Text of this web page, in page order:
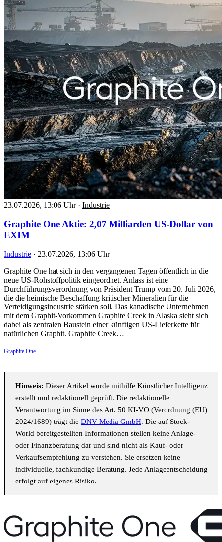
23.07.2026, 13:06 Uhr · Industrie
Graphite One Aktie: 2,07 Milliarden US-Dollar von
EXIM
Industrie · 23.07.2026, 13:06 Uhr
Graphite One hat sich in den vergangenen Tagen öffentlich in die
neue US-Rohstoffpolitik eingeordnet. Anlass ist eine
Durchführungsverordnung von Präsident Trump vom 20. Juli 2026,
die die heimische Beschaffung kritischer Mineralien für die
Verteidigungsindustrie stärken soll. Das kanadische Unternehmen
mit dem Graphit-Vorkommen Graphite Creek in Alaska sieht sich
dabei als zentralen Baustein einer künftigen US-Lieferkette für
natürlichen Graphit. Graphite Creek…
Graphite One
Hinweis: Dieser Artikel wurde mithilfe Künstlicher Intelligenz
erstellt und redaktionell geprüft. Die redaktionelle
Verantwortung im Sinne des Art. 50 KI-VO (Verordnung (EU)
2024/1689) trägt die DNV Media GmbH. Die auf Stock-
World bereitgestellten Informationen stellen keine Anlage-
oder Finanzberatung dar und sind nicht als Kauf- oder
Verkaufsempfehlung zu verstehen. Sie ersetzen keine
individuelle, fachkundige Beratung. Jede Anlageentscheidung
erfolgt auf eigenes Risiko.